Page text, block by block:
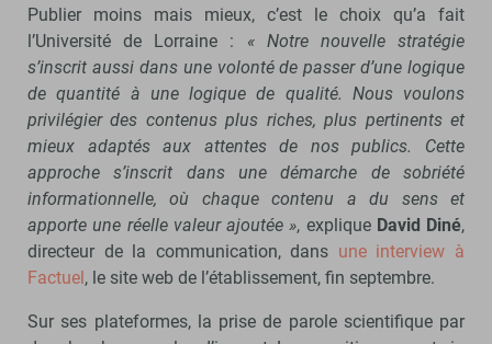
Publier moins mais mieux, c’est le choix qu’a fait
l’Université de Lorraine : « Notre nouvelle stratégie
s’inscrit aussi dans une volonté de passer d’une logique
de quantité à une logique de qualité. Nous voulons
privilégier des contenus plus riches, plus pertinents et
mieux adaptés aux attentes de nos publics. Cette
approche s’inscrit dans une démarche de sobriété
informationnelle, où chaque contenu a du sens et
apporte une réelle valeur ajoutée », explique David Diné,
directeur de la communication, dans une interview à
Factuel , le site web de l’établissement, fin septembre.
Sur ses plateformes, la prise de parole scientifique par